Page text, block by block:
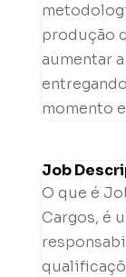
produção
aumentar
momento
Job
O que é
Cargos, é